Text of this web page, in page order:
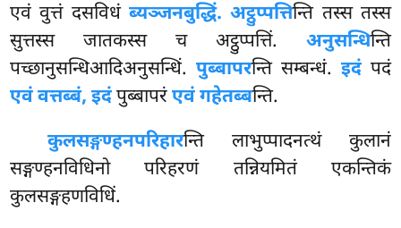
एवं वुत्तं दसविधं ब्यञ्जनबुद्धिं. अट्ठुप्पत्तिन्ति तस्स तस्स
सुत्तस्स जातकस्स च अट्ठुप्पत्तिं. अनुसन्धिन्ति
पच्छानुसन्धिआदिअनुसन्धिं.पुब्बापरन्ति सम्बन्धं. इदंपदं
एवं वत्तब्बं, इदंपुब्बापरंएवं गहेतब्बन्ति.
कुलसङ्गण्हनपरिहारन्ति लाभुप्पादनत्थं कुलानं
सङ्गण्हनविधिनो परिहरणं तन्नियमितं एकन्तिकं
कुलसङ्गहणविधिं.